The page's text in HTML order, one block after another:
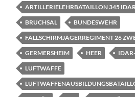
ARTILLERIELEHRBATAILLON 345
BRUCHSAL
BUNDESWEHR
FALLSCHIRMJÄGERREGIMENT 26
GERMERSHEIM
HEER
LUFTWAFFE